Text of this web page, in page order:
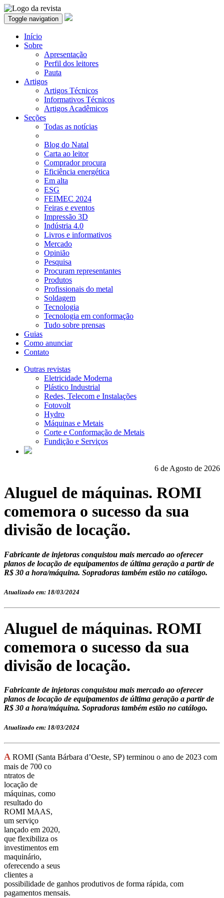
Toggle navigation
Início
Sobre
Apresentação
Perfil dos leitores
Pauta
Artigos
Artigos Técnicos
Informativos Técnicos
Artigos Acadêmicos
Seções
Todas as notícias
Blog do Natal
Carta ao leitor
Comprador procura
Eficiência energética
Em alta
ESG
FEIMEC 2024
Feiras e eventos
Impressão 3D
Indústria 4.0
Livros e informativos
Mercado
Opinião
Pesquisa
Procuram representantes
Produtos
Profissionais do metal
Soldagem
Tecnologia
Tecnologia em conformação
Tudo sobre prensas
Guias
Como anunciar
Contato
Outras revistas
Eletricidade Moderna
Plástico Industrial
Redes, Telecom e Instalações
Fotovolt
Hydro
Máquinas e Metais
Corte e Conformação de Metais
Fundição e Serviços
6 de Agosto de 2026
Aluguel de máquinas. ROMI
comemora o sucesso da sua
divisão de locação.
Fabricante de injetoras conquistou mais mercado ao oferecer
planos de locação de equipamentos de última geração a partir de
R$ 30 a hora/máquina. Sopradoras também estão no catálogo.
Atualizado em: 18/03/2024
Aluguel de máquinas. ROMI
comemora o sucesso da sua
divisão de locação.
Fabricante de injetoras conquistou mais mercado ao oferecer
planos de locação de equipamentos de última geração a partir de
R$ 30 a hora/máquina. Sopradoras também estão no catálogo.
Atualizado em: 18/03/2024
A ROMI (Santa Bárbara d’Oeste, SP) terminou o ano de 2023 com
mais de 700 co
ntratos de
locação de
máquinas, como
resultado do
ROMI MAAS,
um serviço
lançado em 2020,
que flexibiliza os
investimentos em
maquinário,
oferecendo a seus
clientes a
possibilidade de ganhos produtivos de forma rápida, com
pagamentos mensais.